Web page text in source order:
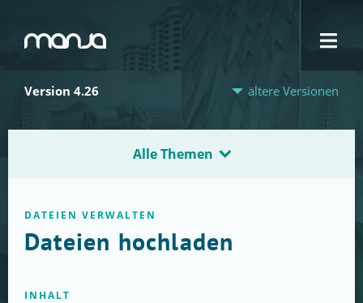
Navigation
Version 4.26 ältere Versionen
Alle Themen
DATEIEN VERWALTEN
Dateien hochladen
INHALT